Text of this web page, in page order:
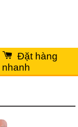
Đặt hàng
nhanh